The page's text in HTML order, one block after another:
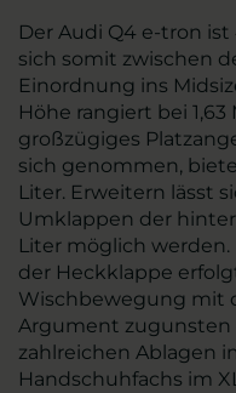
Der Audi Q4 e-tron
sich somit zwischen
Einordnung ins
Höhe rangiert bei 1,63
großzügiges
sich genommen,
Liter. Erweitern lässt
Umklappen der
Liter möglich werden.
der Heckklappe
Wischbewegung mit
Argument zugunsten
zahlreichen Ablagen
Handschuhfachs im